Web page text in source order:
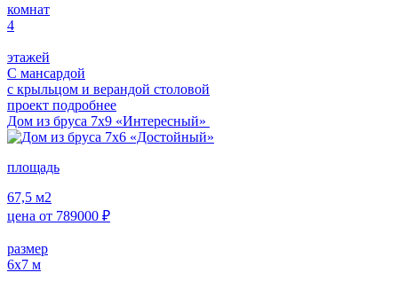
комнат
4
этажей
С мансардой
с крыльцом и верандой столовой
проект подробнее
Дом из бруса 7х9 «Интересный»
площадь
67,5 м2
цена от 789000 ₽
размер
6х7 м